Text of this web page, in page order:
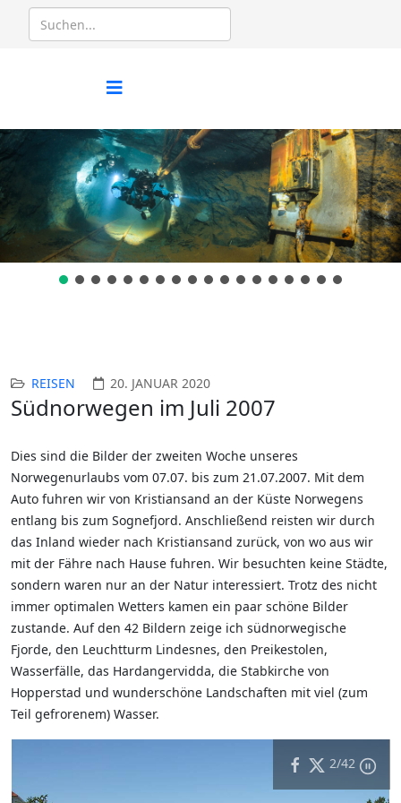
REISEN 20. JANUAR 2020
Südnorwegen im Juli 2007
Dies sind die Bilder der zweiten Woche unseres
Norwegenurlaubs vom 07.07. bis zum 21.07.2007. Mit dem
Auto fuhren wir von Kristiansand an der Küste Norwegens
entlang bis zum Sognefjord. Anschließend reisten wir durch
das Inland wieder nach Kristiansand zurück, von wo aus wir
mit der Fähre nach Hause fuhren. Wir besuchten keine Städte,
sondern waren nur an der Natur interessiert. Trotz des nicht
immer optimalen Wetters kamen ein paar schöne Bilder
zustande. Auf den 42 Bildern zeige ich südnorwegische
Fjorde, den Leuchtturm Lindesnes, den Preikestolen,
Wasserfälle, das Hardangervidda, die Stabkirche von
Hopperstad und wunderschöne Landschaften mit viel (zum
Teil gefrorenem) Wasser.
2/42